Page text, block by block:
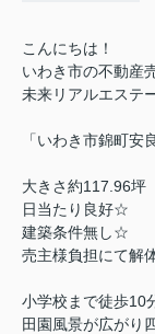
こんにちは！
いわき市の不動産
未来リアルエステ
「いわき市錦町安
大きさ約117.96坪
日当たり良好☆
建築条件無し☆
売主様負担にて解
小学校まで徒歩10
田園風景が広がり